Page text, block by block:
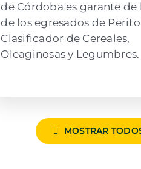
de Córdoba es garante de
de los egresados de Perito
Clasificador de Cereales,
Oleaginosas y Legumbres.
MOSTRAR